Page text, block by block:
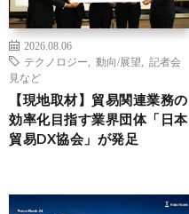
2026.08.06
テクノロジー
動向/展望
記者会
見など
【現地取材】貿易関連業務の
効率化目指す業界団体「日本
貿易DX協会」が発足